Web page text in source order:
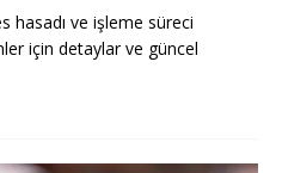
hasadı ve işleme süreci
için detaylar ve güncel